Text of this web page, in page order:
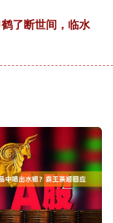
了断世间，临水